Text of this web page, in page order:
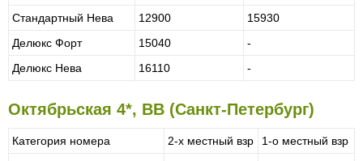
Стандартный Нева
12900
15930
Делюкс Форт
15040
-
Делюкс Нева
16110 -
Октябрьская 4*, BB (Санкт-Петербург)
Категория номера 2-х местный взр
1-о местный взр